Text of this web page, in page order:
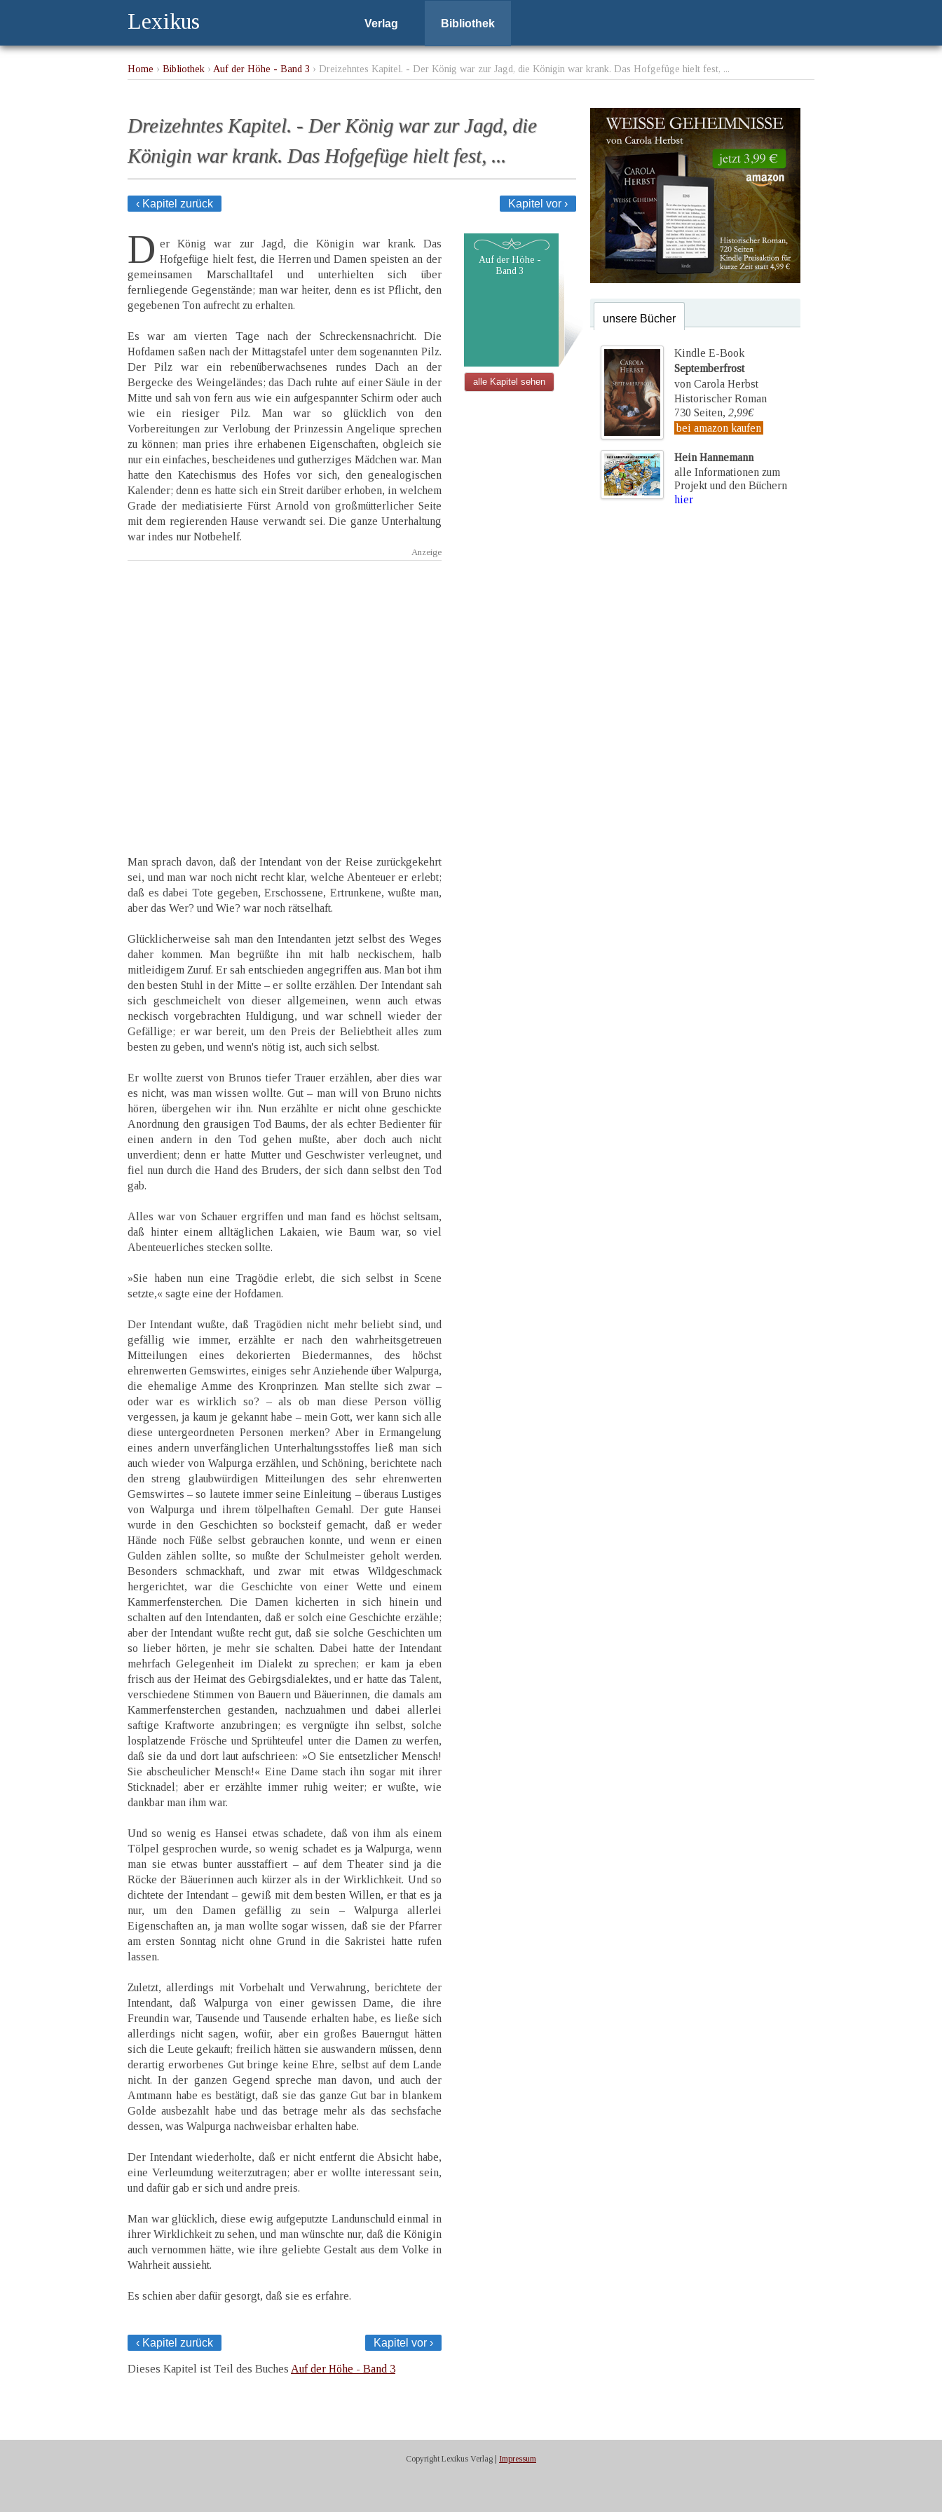
Lexikus Verlag Bibliothek
Home › Bibliothek › Auf der Höhe - Band 3 › Dreizehntes Kapitel. - Der König war zur Jagd, die Königin war krank. Das Hofgefüge hielt fest, ...
Dreizehntes Kapitel. - Der König war zur Jagd, die
Königin war krank. Das Hofgefüge hielt fest, ...
‹ Kapitel zurück Kapitel vor ›
D er König war zur Jagd, die Königin war krank. Das
Hofgefüge hielt fest, die Herren und Damen speisten an der
gemeinsamen Marschalltafel und unterhielten sich über
fernliegende Gegenstände; man war heiter, denn es ist Pflicht, den
gegebenen Ton aufrecht zu erhalten.
Es war am vierten Tage nach der Schreckensnachricht. Die
Hofdamen saßen nach der Mittagstafel unter dem sogenannten Pilz.
Der Pilz war ein rebenüberwachsenes rundes Dach an der
Bergecke des Weingeländes; das Dach ruhte auf einer Säule in der
Mitte und sah von fern aus wie ein aufgespannter Schirm oder auch
wie ein riesiger Pilz. Man war so glücklich von den
Vorbereitungen zur Verlobung der Prinzessin Angelique sprechen
zu können; man pries ihre erhabenen Eigenschaften, obgleich sie
nur ein einfaches, bescheidenes und gutherziges Mädchen war. Man
hatte den Katechismus des Hofes vor sich, den genealogischen
Kalender; denn es hatte sich ein Streit darüber erhoben, in welchem
Grade der mediatisierte Fürst Arnold von großmütterlicher Seite
mit dem regierenden Hause verwandt sei. Die ganze Unterhaltung
war indes nur Notbehelf.
Man sprach davon, daß der Intendant von der Reise zurückgekehrt
sei, und man war noch nicht recht klar, welche Abenteuer er erlebt;
daß es dabei Tote gegeben, Erschossene, Ertrunkene, wußte man,
aber das Wer? und Wie? war noch rätselhaft.
Glücklicherweise sah man den Intendanten jetzt selbst des Weges
daher kommen. Man begrüßte ihn mit halb neckischem, halb
mitleidigem Zuruf. Er sah entschieden angegriffen aus. Man bot ihm
den besten Stuhl in der Mitte – er sollte erzählen. Der Intendant sah
sich geschmeichelt von dieser allgemeinen, wenn auch etwas
neckisch vorgebrachten Huldigung, und war schnell wieder der
Gefällige; er war bereit, um den Preis der Beliebtheit alles zum
besten zu geben, und wenn's nötig ist, auch sich selbst.
Er wollte zuerst von Brunos tiefer Trauer erzählen, aber dies war
es nicht, was man wissen wollte. Gut – man will von Bruno nichts
hören, übergehen wir ihn. Nun erzählte er nicht ohne geschickte
Anordnung den grausigen Tod Baums, der als echter Bedienter für
einen andern in den Tod gehen mußte, aber doch auch nicht
unverdient; denn er hatte Mutter und Geschwister verleugnet, und
fiel nun durch die Hand des Bruders, der sich dann selbst den Tod
gab.
Alles war von Schauer ergriffen und man fand es höchst seltsam,
daß hinter einem alltäglichen Lakaien, wie Baum war, so viel
Abenteuerliches stecken sollte.
»Sie haben nun eine Tragödie erlebt, die sich selbst in Scene
setzte,« sagte eine der Hofdamen.
Der Intendant wußte, daß Tragödien nicht mehr beliebt sind, und
gefällig wie immer, erzählte er nach den wahrheitsgetreuen
Mitteilungen eines dekorierten Biedermannes, des höchst
ehrenwerten Gemswirtes, einiges sehr Anziehende über Walpurga,
die ehemalige Amme des Kronprinzen. Man stellte sich zwar –
oder war es wirklich so? – als ob man diese Person völlig
vergessen, ja kaum je gekannt habe – mein Gott, wer kann sich alle
diese untergeordneten Personen merken? Aber in Ermangelung
eines andern unverfänglichen Unterhaltungsstoffes ließ man sich
auch wieder von Walpurga erzählen, und Schöning, berichtete nach
den streng glaubwürdigen Mitteilungen des sehr ehrenwerten
Gemswirtes – so lautete immer seine Einleitung – überaus Lustiges
von Walpurga und ihrem tölpelhaften Gemahl. Der gute Hansei
wurde in den Geschichten so bocksteif gemacht, daß er weder
Hände noch Füße selbst gebrauchen konnte, und wenn er einen
Gulden zählen sollte, so mußte der Schulmeister geholt werden.
Besonders schmackhaft, und zwar mit etwas Wildgeschmack
hergerichtet, war die Geschichte von einer Wette und einem
Kammerfensterchen. Die Damen kicherten in sich hinein und
schalten auf den Intendanten, daß er solch eine Geschichte erzähle;
aber der Intendant wußte recht gut, daß sie solche Geschichten um
so lieber hörten, je mehr sie schalten. Dabei hatte der Intendant
mehrfach Gelegenheit im Dialekt zu sprechen; er kam ja eben
frisch aus der Heimat des Gebirgsdialektes, und er hatte das Talent,
verschiedene Stimmen von Bauern und Bäuerinnen, die damals am
Kammerfensterchen gestanden, nachzuahmen und dabei allerlei
saftige Kraftworte anzubringen; es vergnügte ihn selbst, solche
losplatzende Frösche und Sprühteufel unter die Damen zu werfen,
daß sie da und dort laut aufschrieen: »O Sie entsetzlicher Mensch!
Sie abscheulicher Mensch!« Eine Dame stach ihn sogar mit ihrer
Sticknadel; aber er erzählte immer ruhig weiter; er wußte, wie
dankbar man ihm war.
Und so wenig es Hansei etwas schadete, daß von ihm als einem
Tölpel gesprochen wurde, so wenig schadet es ja Walpurga, wenn
man sie etwas bunter ausstaffiert – auf dem Theater sind ja die
Röcke der Bäuerinnen auch kürzer als in der Wirklichkeit. Und so
dichtete der Intendant – gewiß mit dem besten Willen, er that es ja
nur, um den Damen gefällig zu sein – Walpurga allerlei
Eigenschaften an, ja man wollte sogar wissen, daß sie der Pfarrer
am ersten Sonntag nicht ohne Grund in die Sakristei hatte rufen
lassen.
Zuletzt, allerdings mit Vorbehalt und Verwahrung, berichtete der
Intendant, daß Walpurga von einer gewissen Dame, die ihre
Freundin war, Tausende und Tausende erhalten habe, es ließe sich
allerdings nicht sagen, wofür, aber ein großes Bauerngut hätten
sich die Leute gekauft; freilich hätten sie auswandern müssen, denn
derartig erworbenes Gut bringe keine Ehre, selbst auf dem Lande
nicht. In der ganzen Gegend spreche man davon, und auch der
Amtmann habe es bestätigt, daß sie das ganze Gut bar in blankem
Golde ausbezahlt habe und das betrage mehr als das sechsfache
dessen, was Walpurga nachweisbar erhalten habe.
Der Intendant wiederholte, daß er nicht entfernt die Absicht habe,
eine Verleumdung weiterzutragen; aber er wollte interessant sein,
und dafür gab er sich und andre preis.
Man war glücklich, diese ewig aufgeputzte Landunschuld einmal in
ihrer Wirklichkeit zu sehen, und man wünschte nur, daß die Königin
auch vernommen hätte, wie ihre geliebte Gestalt aus dem Volke in
Wahrheit aussieht.
Es schien aber dafür gesorgt, daß sie es erfahre.
‹ Kapitel zurück Kapitel vor ›
Dieses Kapitel ist Teil des Buches Auf der Höhe - Band 3
Auf der Höhe -
Band 3
alle Kapitel sehen
unsere Bücher
Kindle E-Book
Septemberfrost
von Carola Herbst
Historischer Roman
730 Seiten, 2,99€
bei amazon kaufen
Hein Hannemann
alle Informationen zum
Projekt und den Büchern
hier
Copyright Lexikus Verlag | Impressum